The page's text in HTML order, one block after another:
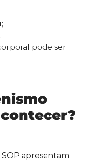
pode ser
apresentam